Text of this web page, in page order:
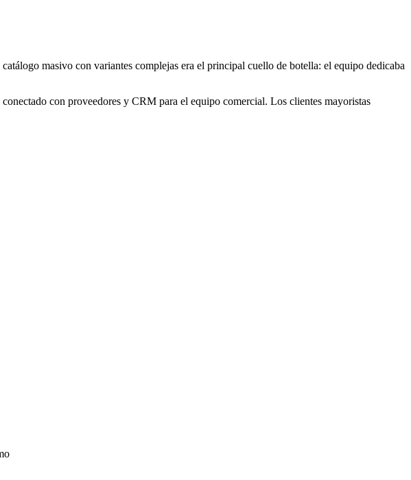
masivo con variantes complejas era el principal cuello de botella: el equipo dedicaba
con proveedores y CRM para el equipo comercial. Los clientes mayoristas